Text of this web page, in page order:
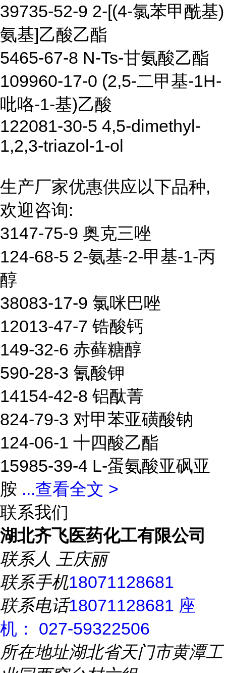
39735-52-9 2-[(4-氯苯甲酰基)
氨基]乙酸乙酯
5465-67-8 N-Ts-甘氨酸乙酯
109960-17-0 (2,5-二甲基-1H-
吡咯-1-基)乙酸
122081-30-5 4,5-dimethyl-
1,2,3-triazol-1-ol
生产厂家优惠供应以下品种,
欢迎咨询:
3147-75-9 奥克三唑
124-68-5 2-氨基-2-甲基-1-丙
醇
38083-17-9 氯咪巴唑
12013-47-7 锆酸钙
149-32-6 赤藓糖醇
590-28-3 氰酸钾
14154-42-8 铝酞菁
824-79-3 对甲苯亚磺酸钠
124-06-1 十四酸乙酯
15985-39-4 L-蛋氨酸亚砜亚
胺 ...查看全文 >
联系我们
湖北齐飞医药化工有限公司
联系人 王庆丽
联系手机18071128681
联系电话18071128681 座
机： 027-59322506
所在地址湖北省天门市黄潭工